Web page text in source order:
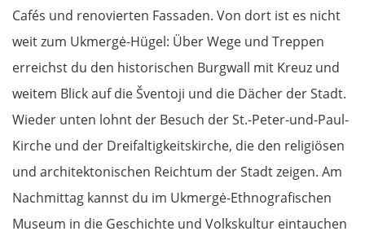
Cafés und renovierten Fassaden. Von dort ist es nicht
weit zum Ukmergė-Hügel: Über Wege und Treppen
erreichst du den historischen Burgwall mit Kreuz und
weitem Blick auf die Šventoji und die Dächer der Stadt.
Wieder unten lohnt der Besuch der St.-Peter-und-Paul-
Kirche und der Dreifaltigkeitskirche, die den religiösen
und architektonischen Reichtum der Stadt zeigen. Am
Nachmittag kannst du im Ukmergė-Ethnografischen
Museum in die Geschichte und Volkskultur eintauchen